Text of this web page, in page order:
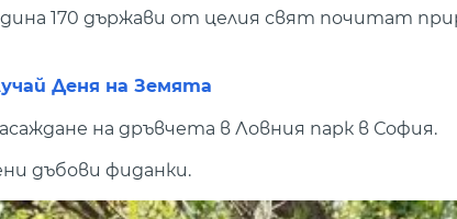
170 държави от целия свят почитат
Деня на Земята
на дръвчета в Ловния парк в София.
дъбови фиданки.